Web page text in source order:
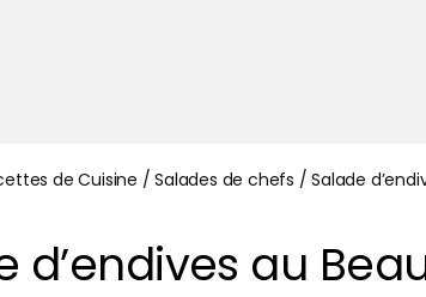
de Cuisine /Salades de chefs /Salade
d’endives au